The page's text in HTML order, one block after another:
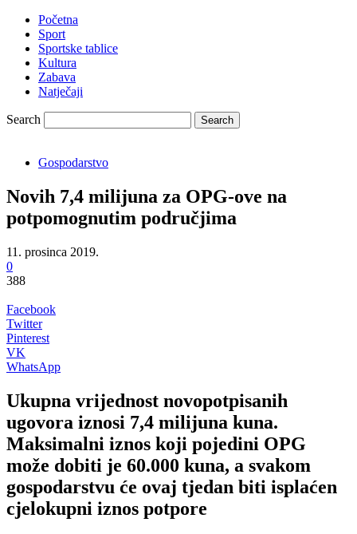
Početna
Sport
Sportske tablice
Kultura
Zabava
Natječaji
Search
Gospodarstvo
Novih 7,4 milijuna za OPG-ove na
potpomognutim područjima
11. prosinca 2019.
0
388
Facebook
Twitter
Pinterest
VK
WhatsApp
Ukupna vrijednost novopotpisanih
ugovora iznosi 7,4 milijuna kuna.
Maksimalni iznos koji pojedini OPG
može dobiti je 60.000 kuna, a svakom
gospodarstvu će ovaj tjedan biti isplaćen
cjelokupni iznos potpore